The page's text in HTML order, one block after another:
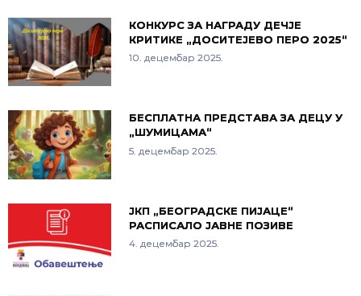
КОНКУРС ЗА НАГРАДУ ДЕЧЈЕ
КРИТИКЕ „ДОСИТЕЈЕВО ПЕРО 2025“
10. децембар 2025.
БЕСПЛАТНА ПРЕДСТАВА ЗА ДЕЦУ У
„ШУМИЦАМА“
5. децембар 2025.
ЈКП „БЕОГРАДСКЕ ПИЈАЦЕ“
РАСПИСАЛО ЈАВНЕ ПОЗИВЕ
4. децембар 2025.